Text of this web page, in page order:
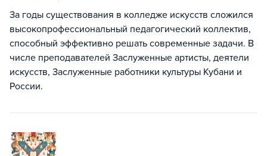
За годы существования в колледже искусств сложился
высокопрофессиональный педагогический коллектив,
способный эффективно решать современные задачи. В
числе преподавателей Заслуженные артисты, деятели
искусств, Заслуженные работники культуры Кубани и
России.